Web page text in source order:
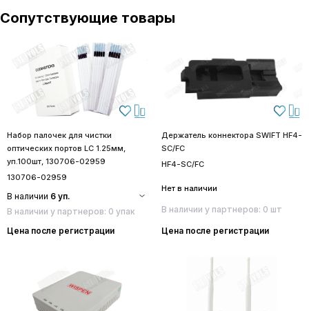
Сопутствующие товары
Набор палочек для чистки
оптических портов LC 1.25мм,
уп.100шт, 130706-02959
130706-02959
В наличии 6 уп.
В наличии у партнеров: 0 упак
Цена после регистрации
Держатель коннектора SWIFT HF4-
SC/FC
HF4-SC/FC
Нет в наличии
В наличии у партнеров: 0 шт
Цена после регистрации